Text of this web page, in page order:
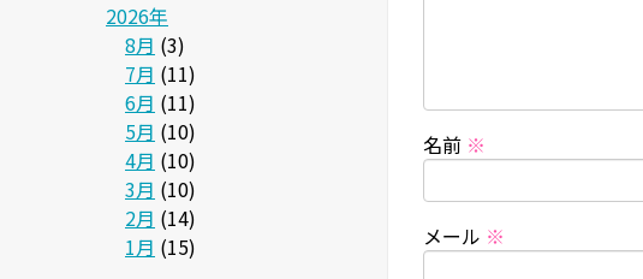
名前 ※
メール ※
2026年
8月 (3)
7月 (11)
6月 (11)
5月 (10)
4月 (10)
3月 (10)
2月 (14)
1月 (15)